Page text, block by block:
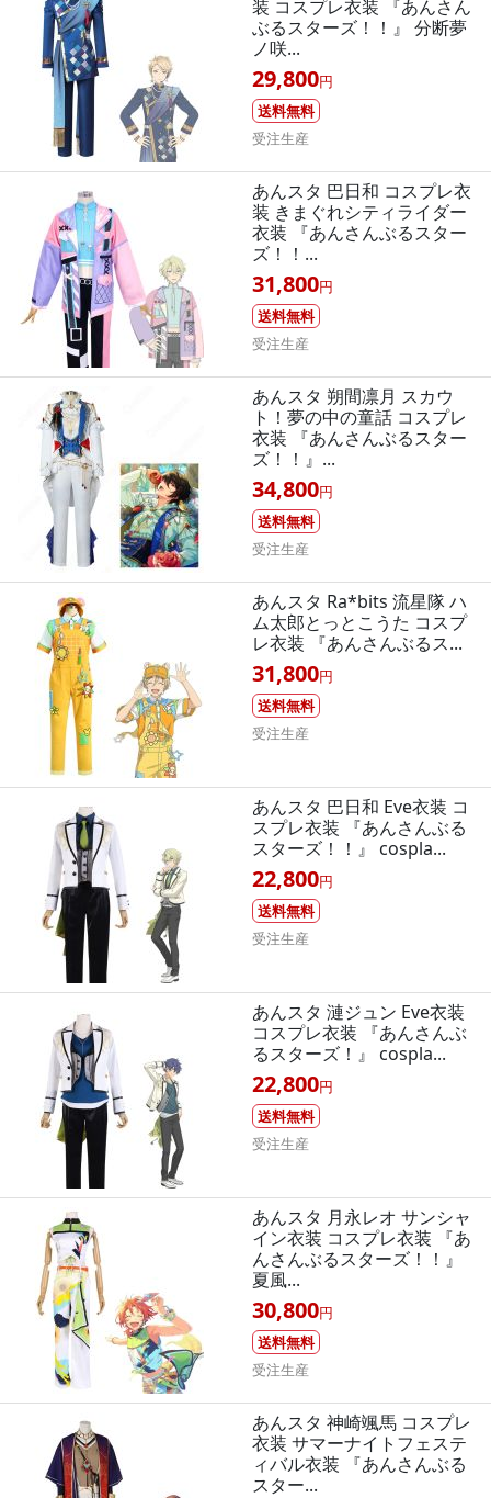
装 コスプレ衣装 『あんさん
ぶるスターズ！！』 分断夢
ノ咲...
29,800円
送料無料
受注生産
あんスタ 巴日和 コスプレ衣
装 きまぐれシティライダー
衣装 『あんさんぶるスター
ズ！！...
31,800円
送料無料
受注生産
あんスタ 朔間凛月 スカウ
ト！夢の中の童話 コスプレ
衣装 『あんさんぶるスター
ズ！！』...
34,800円
送料無料
受注生産
あんスタ Ra*bits 流星隊 ハ
ム太郎とっとこうた コスプ
レ衣装 『あんさんぶるス...
31,800円
送料無料
受注生産
あんスタ 巴日和 Eve衣装 コ
スプレ衣装 『あんさんぶる
スターズ！！』 cospla...
22,800円
送料無料
受注生産
あんスタ 漣ジュン Eve衣装
コスプレ衣装 『あんさんぶ
るスターズ！』 cospla...
22,800円
送料無料
受注生産
あんスタ 月永レオ サンシャ
イン衣装 コスプレ衣装 『あ
んさんぶるスターズ！！』
夏風...
30,800円
送料無料
受注生産
あんスタ 神崎颯馬 コスプレ
衣装 サマーナイトフェステ
ィバル衣装 『あんさんぶる
スター...